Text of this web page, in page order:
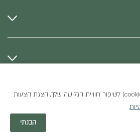
הזכויות שמורות
אנחנו משתמשים בעוגיות (cookies) לשיפור חוויית הגלישה שלך, הצגת הצעות
הבנתי